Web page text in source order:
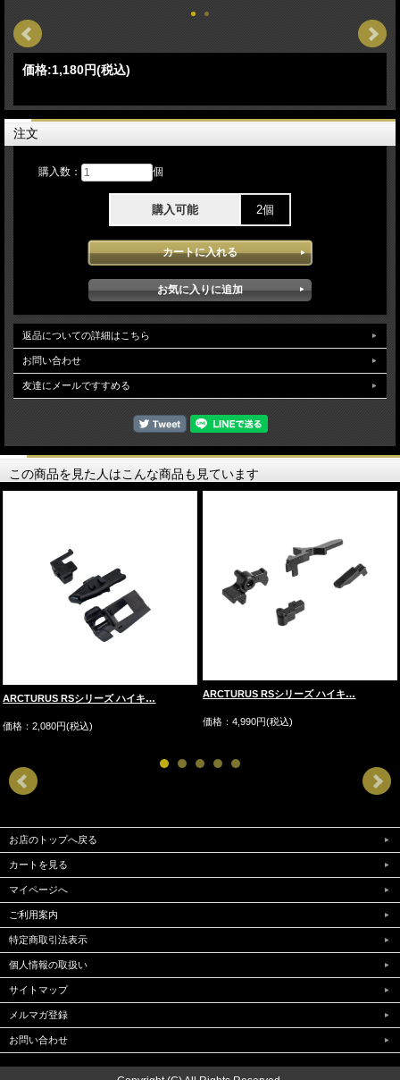
価格:1,180円(税込)
注文
購入数： 個
購入可能 2個
返品についての詳細はこちら
お問い合わせ
友達にメールですすめる
この商品を見た人はこんな商品も見ています
ARCTURUS RSシリーズ ハイキ…
価格：2,080円(税込)
ARCTURUS RSシリーズ ハイキ…
価格：4,990円(税込)
お店のトップへ戻る
カートを見る
マイページへ
ご利用案内
特定商取引法表示
個人情報の取扱い
サイトマップ
メルマガ登録
お問い合わせ